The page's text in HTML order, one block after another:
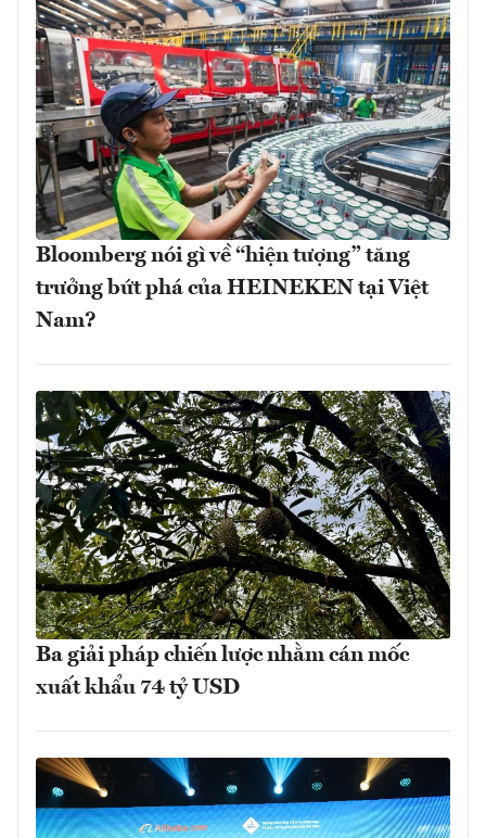
Bloomberg nói gì về “hiện tượng” tăng
trưởng bứt phá của HEINEKEN tại Việt
Nam?
Ba giải pháp chiến lược nhằm cán mốc
xuất khẩu 74 tỷ USD